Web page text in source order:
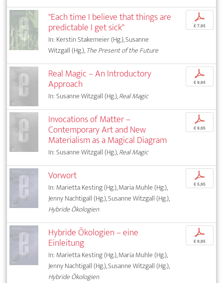
"Each time I believe that things are
predictable I get sick"
In: Kerstin Stakemeier (Hg.), Susanne
Witzgall (Hg.),The Present of the Future
p
€ 7,95
Real Magic – An Introductory
Approach
In: Susanne Witzgall (Hg.),Real Magic
p
€ 9,95
Invocations of Matter –
Contemporary Art and New
Materialism as a Magical Diagram
In: Susanne Witzgall (Hg.),Real Magic
p
€ 9,95
Vorwort
In: Marietta Kesting (Hg.), Maria Muhle (Hg.),
Jenny Nachtigall (Hg.), Susanne Witzgall (Hg.),
Hybride Ökologien
p
€ 5,95
Hybride Ökologien – eine
Einleitung
In: Marietta Kesting (Hg.), Maria Muhle (Hg.),
Jenny Nachtigall (Hg.), Susanne Witzgall (Hg.),
Hybride Ökologien
p
€ 9,95